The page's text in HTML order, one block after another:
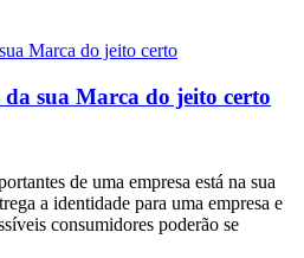
sua Marca do jeito certo
de uma empresa está na sua
a identidade para uma empresa e
consumidores poderão se